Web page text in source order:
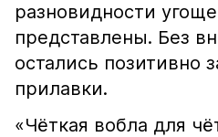
разновидности
представлены. Без
остались позитивно
прилавки.
«Чёткая вобла для